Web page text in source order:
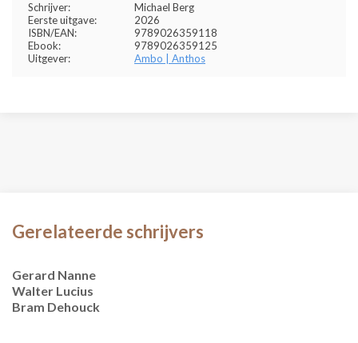
Schrijver:
Michael Berg
Eerste uitgave:
2026
ISBN/EAN:
9789026359118
Ebook:
9789026359125
Uitgever:
Ambo | Anthos
Gerelateerde schrijvers
Gerard Nanne
Walter Lucius
Bram Dehouck